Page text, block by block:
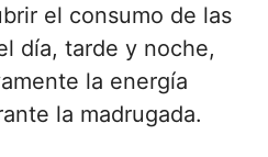
el consumo de las
día, tarde y noche,
la energía
la madrugada.